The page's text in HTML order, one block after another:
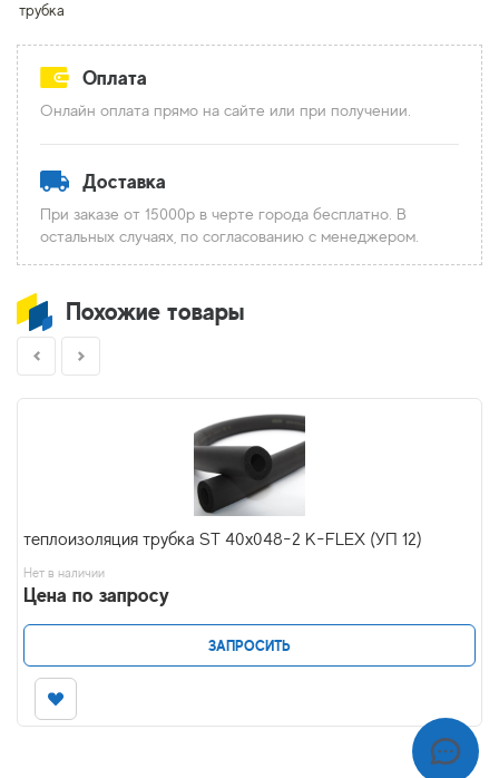
трубка
Оплата
Онлайн оплата прямо на сайте или при получении.
Доставка
При заказе от 15000р в черте города бесплатно. В
остальных случаях, по согласованию с менеджером.
Похожие товары
теплоизоляция трубка ST 40x048-2 K-FLEX (УП 12)
Нет в наличии
Цена по запросу
ЗАПРОСИТЬ